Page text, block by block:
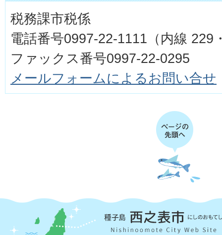
税務課市税係
電話番号0997-22-1111（内線 229
ファックス番号0997-22-0295
メールフォームによるお問い合せ